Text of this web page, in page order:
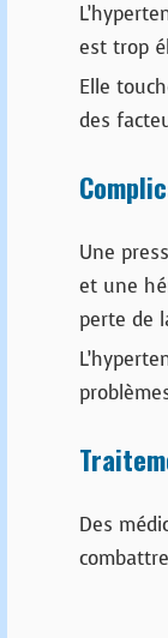
est trop
Elle
des
Une
et une
perte de
Des